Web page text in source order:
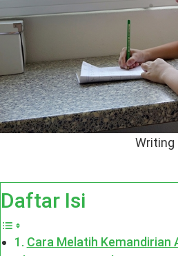
Writing
Daftar Isi
Cara Melatih Kemandirian